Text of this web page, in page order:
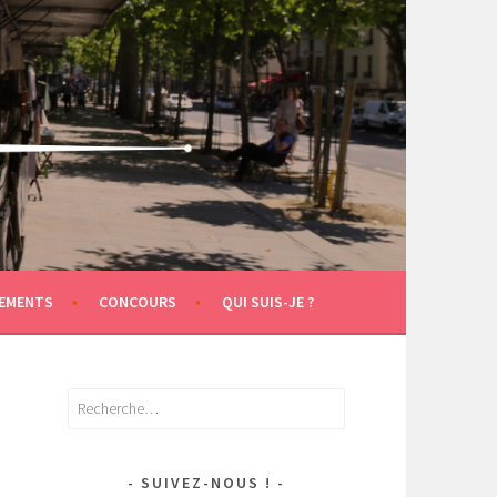
CONCOURS QUI SUIS-JE ?
Rechercher :
SUIVEZ-NOUS !